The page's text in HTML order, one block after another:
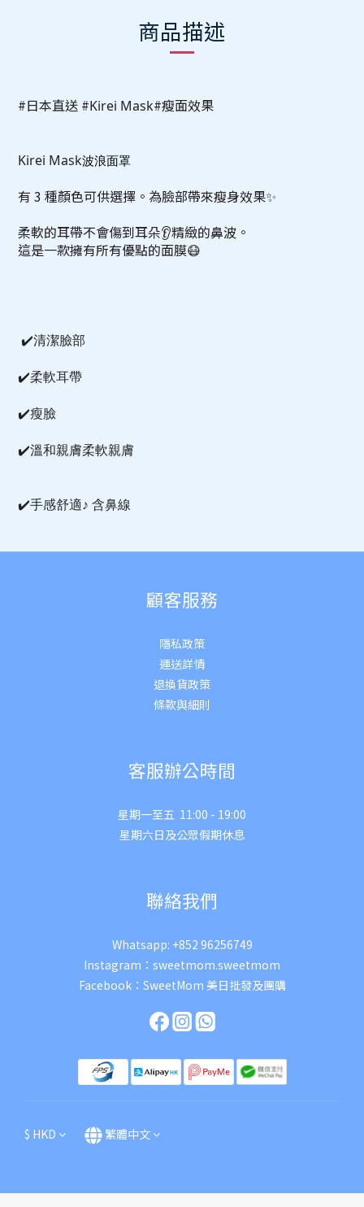
商品描述
#日本直送 #Kirei Mask#瘦面效果
Kirei Mask波浪面罩
有 3 種顏色可供選擇。為臉部帶來瘦身效果✨
柔軟的耳帶不會傷到耳朵👂精緻的鼻波。
這是一款擁有所有優點的面膜😷
✔️清潔臉部
✔️柔軟耳帶
✔️瘦臉
✔️溫和親膚柔軟親膚
✔️手感舒適♪ 含鼻線
顧客服務
隱私政策
運送詳情
退換貨政策
條款與細則
客服辦公時間
星期一至五 11:00 - 19:00
星期六日及公眾假期休息
聯絡我們
Whatsapp: +852 96256749
Instagram： sweetmom.sweetmom
Facebook： SweetMom 美日批發及團購
$ HKD 繁體中文